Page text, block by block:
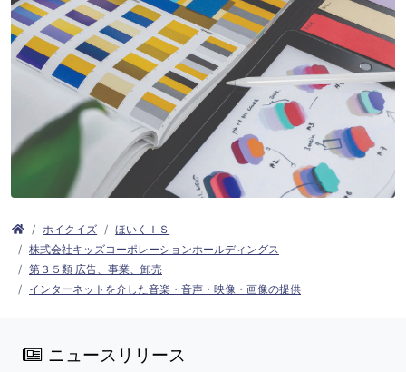
ホイクイズ
ほいくＩＳ
株式会社キッズコーポレーションホールディングス
第３５類 広告、事業、卸売
インターネットを介した音楽・音声・映像・画像の提供
ニュースリリース